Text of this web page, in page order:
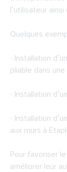
l’utilisateur
Quelques
· Installation
pliable dans
· Installation
· Installation
aux murs à
Pour favoriser
améliorer leur